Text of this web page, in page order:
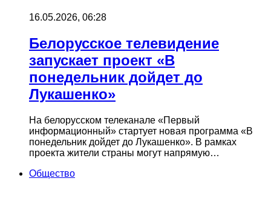
16.05.2026, 06:28
Белорусское телевидение
запускает проект «В
понедельник дойдет до
Лукашенко»
На белорусском телеканале «Первый
информационный» стартует новая программа «В
понедельник дойдет до Лукашенко». В рамках
проекта жители страны могут напрямую…
Общество